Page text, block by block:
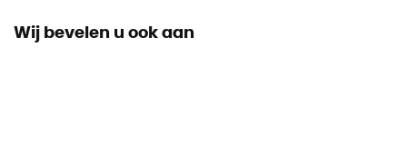
Merino wol
Wij bevelen u ook aan